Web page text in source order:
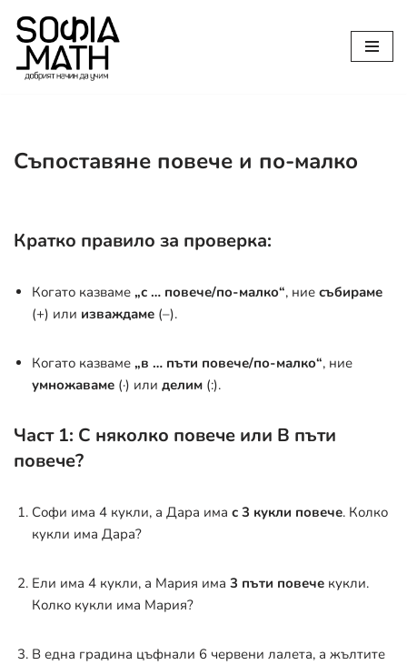
Продължете
към
Съпоставяне повече и по-малко
Кратко правило за проверка:
Когато казваме „с … повече/по-малко“, ние събираме
(+) или изваждаме (–).
Когато казваме „в … пъти повече/по-малко“, ние
умножаваме (·) или делим (:).
Част 1: С няколко повече или В пъти
повече?
Софи има 4 кукли, а Дара има с 3 кукли повече. Колко
кукли има Дара?
Ели има 4 кукли, а Мария има 3 пъти повече кукли.
Колко кукли има Мария?
В една градина цъфнали 6 червени лалета, а жълтите